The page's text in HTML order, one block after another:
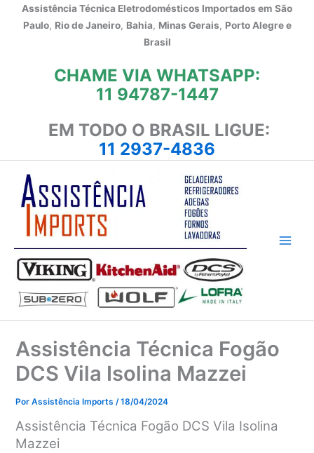
Assistência Técnica Eletrodomésticos Importados em São
Paulo, Rio de Janeiro, Bahia, Minas Gerais, Porto Alegre e
Brasil
CHAME VIA WHATSAPP:
11 94787-1447
EM TODO O BRASIL LIGUE:
11 2937-4836
Assistência Técnica Fogão
DCS Vila Isolina Mazzei
PorAssistência Imports/18/04/2024
Assistência Técnica Fogão DCS Vila Isolina
Mazzei